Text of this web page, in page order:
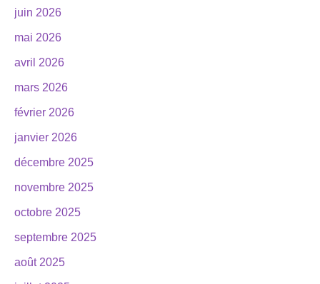
juin 2026
mai 2026
avril 2026
mars 2026
février 2026
janvier 2026
décembre 2025
novembre 2025
octobre 2025
septembre 2025
août 2025